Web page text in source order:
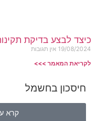
כיצד לבצע בדיקת
19/08/2024 אין תגובות
לקריאת המאמר >>>
חיסכון בחשמל
קרא